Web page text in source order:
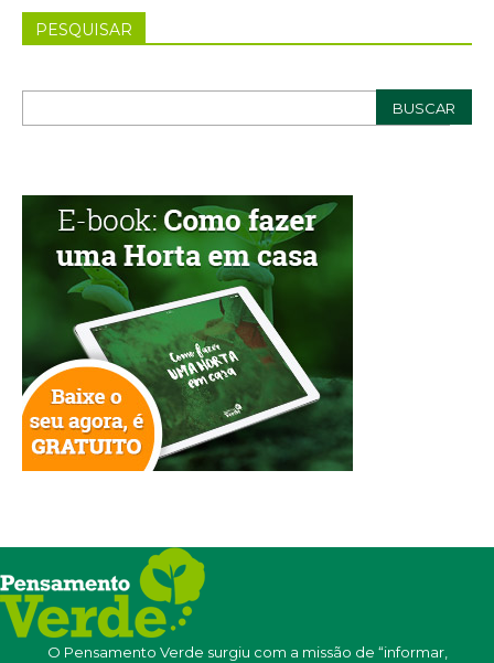
PESQUISAR
O Pensamento Verde surgiu com a missão de “informar,